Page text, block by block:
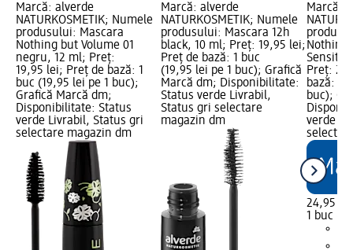
Marcă: alverde
NATURKOSMETIK; Numele
produsului: Mascara
Nothing but Volume 01
negru, 12 ml; Preț:
19,95 lei; Preț de bază: 1
buc (19,95 lei pe 1 buc);
Grafică Marcă dm;
Disponibilitate: Status
verde Livrabil, Status gri
selectare magazin dm
Marcă: alverde
NATURKOSMETIK; Numele
produsului: Mascara 12h
black, 10 ml; Preț: 19,95 lei;
Preț de bază: 1 buc
(19,95 lei pe 1 buc); Grafică
Marcă dm; Disponibilitate:
Status verde Livrabil,
Status gri selectare
magazin dm
Marcă:
Nothing
Preț:
bază: 1
buc);
verde
24,95 lei
1 buc